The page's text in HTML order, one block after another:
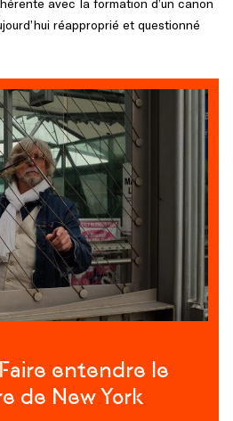
réapproprié et questionné
entendre le
de New York